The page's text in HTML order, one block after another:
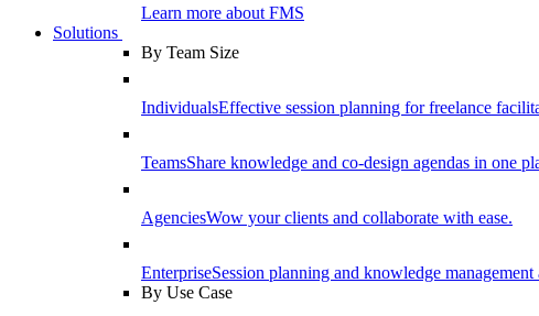
Learn more about FMS
Solutions
By Team Size
IndividualsEffective session planning for freelance
TeamsShare knowledge and co-design agendas in one
AgenciesWow your clients and collaborate with ease.
EnterpriseSession planning and knowledge management
By Use Case